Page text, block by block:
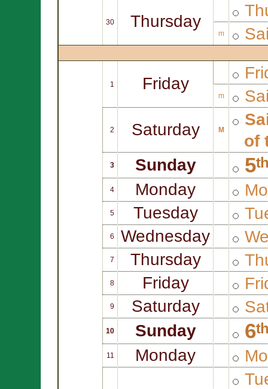
30 Thursday
m
1 Friday
m
2 Saturday M
of
3 Sunday
4 Monday
5 Tuesday
6 Wednesday
7 Thursday
8 Friday
9 Saturday
10 Sunday
11 Monday